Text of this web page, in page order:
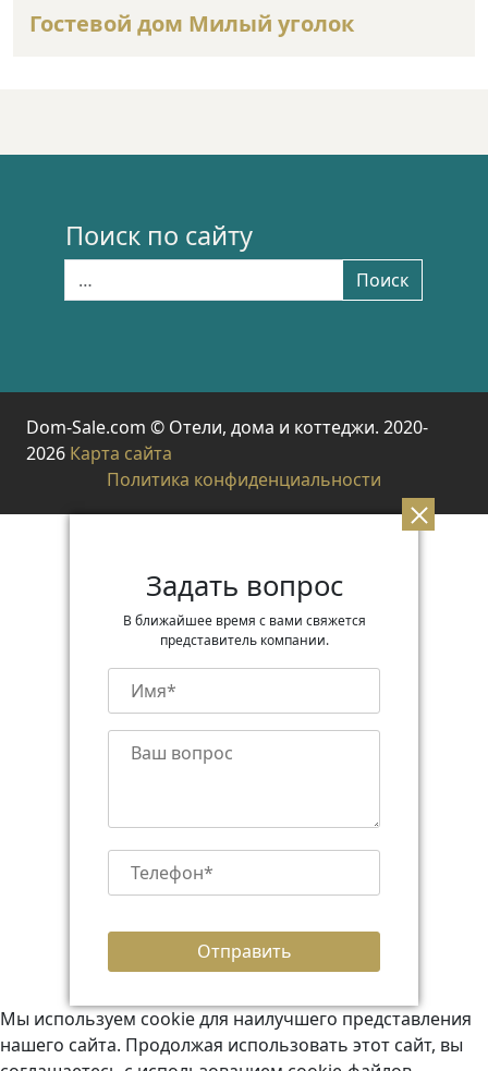
Гостевой дом Милый уголок
Поиск по сайту
Поиск
Dom-Sale.com © Отели, дома и коттеджи. 2020-
2026 Карта сайта
Политика конфиденциальности
Задать вопрос
В ближайшее время с вами свяжется
представитель компании.
Мы используем cookie для наилучшего представления
нашего сайта. Продолжая использовать этот сайт, вы